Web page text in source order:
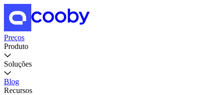
Preços
Produto
Soluções
Blog
Recursos